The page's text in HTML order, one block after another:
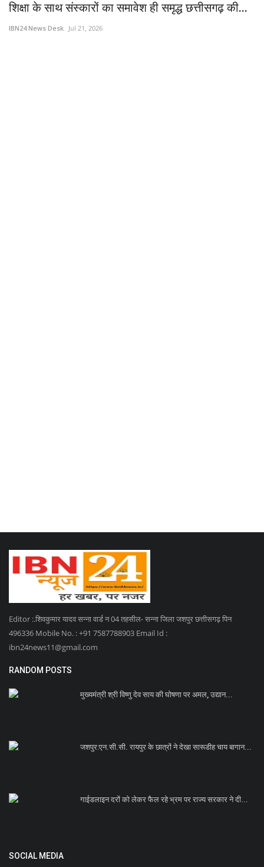
शिक्षा के साथ संस्कारों का समावेश ही समृद्ध छत्तीसगढ़ की...
IBN24 News Desk Jul 21, 2026
Editor :.शिवकुमार यादव सन्ना वार्ड न 04 तहसील- सन्ना जिला जशपुर छत्तीसगढ़ पिन
496336 Mobile No. : +91 7587788903 Email Id :
ibn24news11@gmail.com
RANDOM POSTS
मुख्यमंत्री श्री विष्णु देव साय की घोषणा पर अमल, उद्यान...
जशपुर:एन.सी.सी. रायपुर के छात्रों ने देखा सारूडीह चाय बागान...
गाईडलाइन दरों को लेकर फैल रहे भ्रम पर राज्य सरकार ने दी...
SOCIAL MEDIA